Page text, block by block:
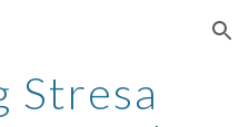
Skip to navigation
Stresa